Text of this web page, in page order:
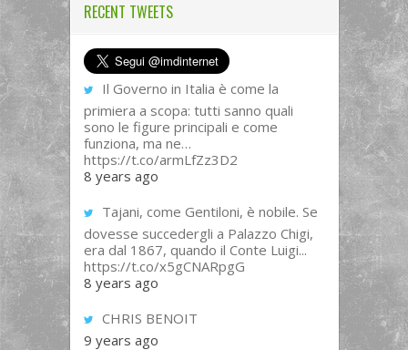
RECENT TWEETS
Il Governo in Italia è come la
primiera a scopa: tutti sanno quali
sono le figure principali e come
funziona, ma ne…
https://t.co/armLfZz3D2
8 years ago
Tajani, come Gentiloni, è nobile. Se
dovesse succedergli a Palazzo Chigi,
era dal 1867, quando il Conte Luigi...
https://t.co/x5gCNARpgG
8 years ago
CHRIS BENOIT
9 years ago